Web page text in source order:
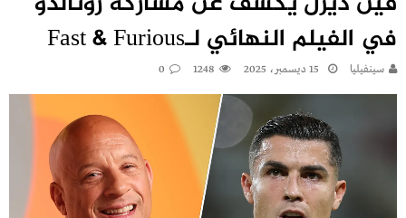
في الفيلم النهائي لـFast & Furious
سينفيليا 15 ديسمبر، 2025 1248
0